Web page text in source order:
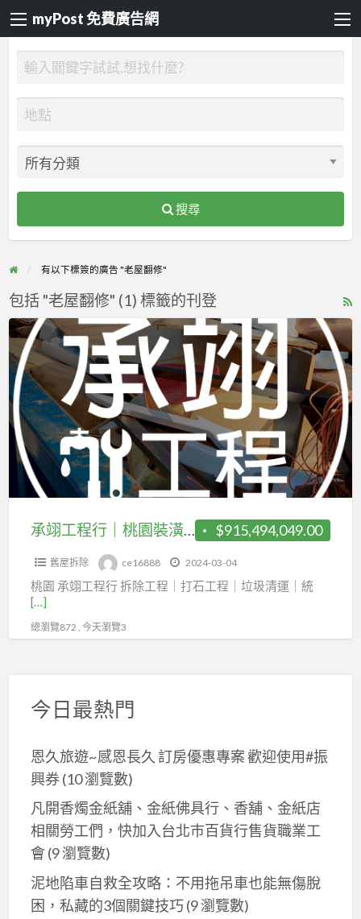
myPost 免費廣告網
搜尋
有以下標簽的廣告 "老屋翻修"
包括 "老屋翻修" (1) 標籤的刊登
承
翊
工
程
行
｜
桃
裝
$915,494,049.00
承翊工程行｜桃園裝潢拆除｜垃圾清運｜拆除工程｜垃圾清運｜統包工程｜工程規劃
舊屋拆除 ce16888 2024-03-04
桃園 承翊工程行 拆除工程｜打石工程｜垃圾清運｜統
[…]
總瀏覽872 , 今天瀏覽3
今日最熱門
恩久旅遊~感恩長久 訂房優惠專案 歡迎使用#振
興券(10 瀏覽數)
凡開香燭金紙舖、金紙佛具行、香舖、金紙店
相關勞工們，快加入台北巿百貨行售貨職業工
會 (9 瀏覽數)
泥地陷車自救全攻略：不用拖吊車也能無傷脫
困，私藏的3個關鍵技巧(9 瀏覽數)